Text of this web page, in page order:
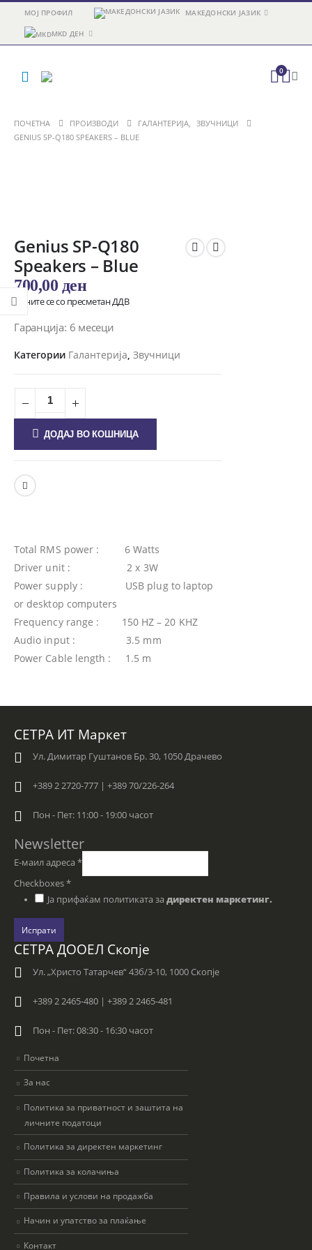
МОЈ ПРОФИЛ МАКЕДОНСКИ ЈАЗИК
MKD ДЕН
0
ПОЧЕТНА ПРОИЗВОДИ ГАЛАНТЕРИЈА, ЗВУЧНИЦИ
GENIUS SP-Q180 SPEAKERS – BLUE
Genius SP-Q180
Speakers – Blue
700,00 ден
Цените се со пресметан ДДВ
Гаранција: 6 месеци
Категории Галантерија, Звучници
ДОДАЈ ВО КОШНИЦА
Total RMS power : 6 Watts
Driver unit : 2 x 3W
Power supply : USB plug to laptop
or desktop computers
Frequency range : 150 HZ – 20 KHZ
Audio input : 3.5 mm
Power Cable length : 1.5 m
СЕТРА ИТ Маркет
Ул. Димитар Гуштанов Бр. 30, 1050 Драчево
+389 2 2720-777 | +389 70/226-264
Пон - Пет: 11:00 - 19:00 часот
Newsletter
Е-маил адреса *
Checkboxes*
Ја прифаќам политиката за директен маркетинг.
Испрати
СЕТРА ДООЕЛ Скопје
Ул. „Христо Татарчев“ 43б/3-10, 1000 Скопје
+389 2 2465-480 | +389 2 2465-481
Пон - Пет: 08:30 - 16:30 часот
Почетна
За нас
Политика за приватност и заштита на
личните податоци
Политика за директен маркетинг
Политика за колачиња
Правила и услови на продажба
Начин и упатство за плаќање
Контакт